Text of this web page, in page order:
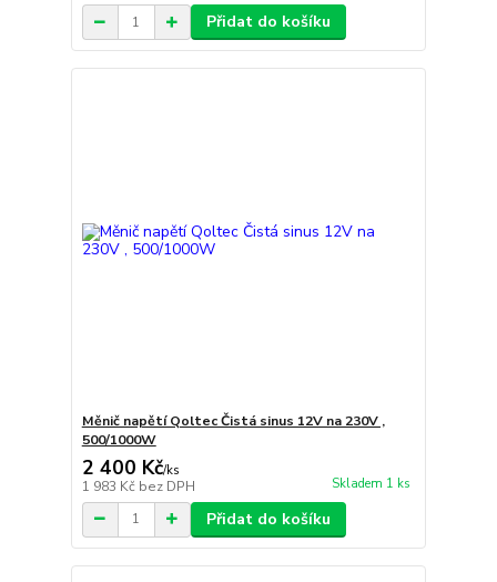
Přidat do košíku
Měnič napětí Qoltec Čistá sinus 12V na 230V ,
500/1000W
2 400 Kč/ks
1 983 Kč bez DPH Skladem 1 ks
Přidat do košíku